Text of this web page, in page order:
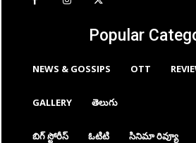
Popular
NEWS & GOSSIPS OTT
GALLERY తెలుగు
బిగ్ స్టోరీస్ ఓటిటి సినిమా రివ్యూ